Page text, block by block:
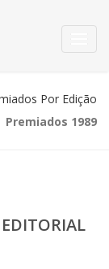
Por Edição
Premiados 1989